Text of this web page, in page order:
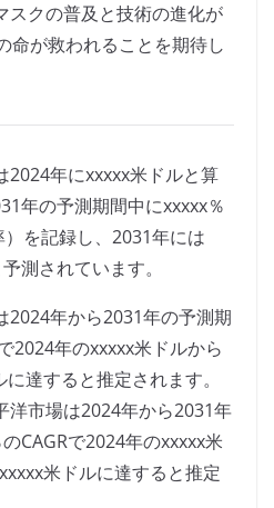
スクの普及と技術の進化が
命が救われることを期待し
2024年にxxxxx米ドルと算
年の予測期間中にxxxxx％
を記録し、2031年には
測されています。
2024年から2031年の予測期
2024年のxxxxx米ドルから
達すると推定されます。
洋市場は2024年から2031年
CAGRで2024年のxxxxx米
米ドルに達すると推定